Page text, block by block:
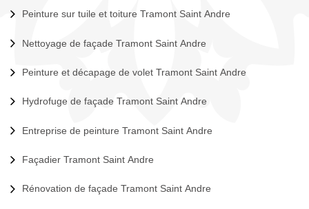
Peinture sur tuile et toiture Tramont Saint Andre
Nettoyage de façade Tramont Saint Andre
Peinture et décapage de volet Tramont Saint Andre
Hydrofuge de façade Tramont Saint Andre
Entreprise de peinture Tramont Saint Andre
Façadier Tramont Saint Andre
Rénovation de façade Tramont Saint Andre